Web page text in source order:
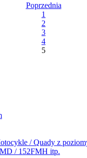
Poprzednia
1
2
3
4
5
/ Quady z
/ 152FMH itp.